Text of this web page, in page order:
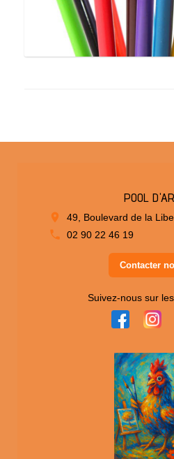
POOL
49, Boulevard de la
02 90 22 46 19
Contacter
Suivez-nous sur